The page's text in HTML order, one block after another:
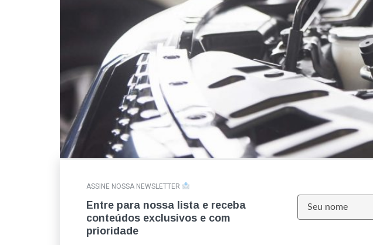
ASSINE NOSSA NEWSLETTER
Entre para nossa lista e receba
conteúdos exclusivos e com
prioridade